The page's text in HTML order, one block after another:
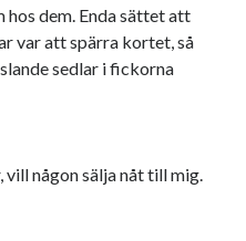
dem. Enda sättet att
var att spärra kortet, så
sedlar i fickorna
någon sälja nåt till mig.